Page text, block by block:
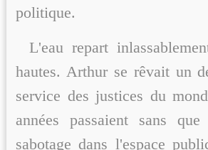
politique.
L'eau repart
hautes. Arthur se rêvait un
service des justices du
années passaient sans
sabotage dans l'espace